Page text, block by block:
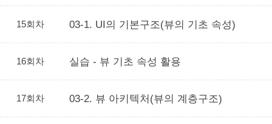
15회차 03-1. UI의 기본구조(뷰의 기초 속성)
16회차 실습 - 뷰 기초 속성 활용
17회차 03-2. 뷰 아키텍처(뷰의 계층구조)